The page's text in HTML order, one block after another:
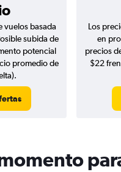
vuelos basada
subida de
potencial
promedio de
Los
en
precios
$22